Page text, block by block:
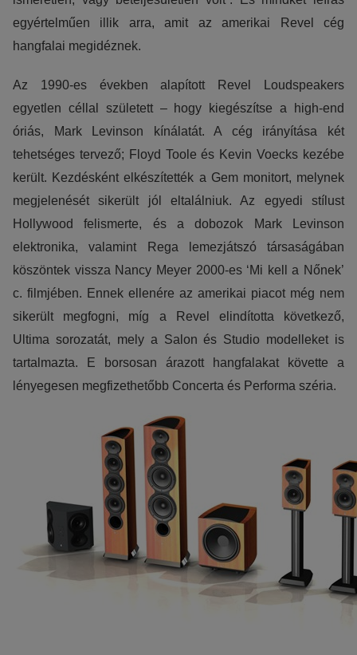
egyértelműen illik arra, amit az amerikai Revel cég
hangfalai megidéznek.
Az 1990-es években alapított Revel Loudspeakers
egyetlen céllal született – hogy kiegészítse a high-end
óriás, Mark Levinson kínálatát. A cég irányítása két
tehetséges tervező; Floyd Toole és Kevin Voecks kezébe
került. Kezdésként elkészítették a Gem monitort, melynek
megjelenését sikerült jól eltalálniuk. Az egyedi stílust
Hollywood felismerte, és a dobozok Mark Levinson
elektronika, valamint Rega lemezjátszó társaságában
köszöntek vissza Nancy Meyer 2000-es ‘Mi kell a Nőnek’
c. filmjében. Ennek ellenére az amerikai piacot még nem
sikerült megfogni, míg a Revel elindította következő,
Ultima sorozatát, mely a Salon és Studio modelleket is
tartalmazta. E borsosan árazott hangfalakat követte a
lényegesen megfizethetőbb Concerta és Performa széria.
Reklámcélú:
Azért települnek ezek a sütik, hogy a felhasználót számára